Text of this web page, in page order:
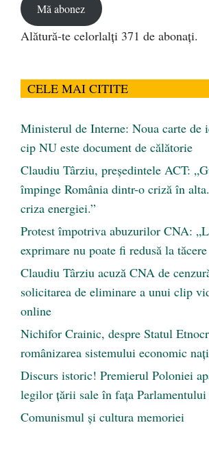
Mă abonez
Alătură-te celorlalți 371 de abonați.
CELE MAI CITITE
Ministerul de Interne: Noua carte de
cip NU este document de călătorie
Claudiu Târziu, președintele ACT:
împinge România dintr-o criză în
criza energiei.”
Protest împotriva abuzurilor CNA:
exprimare nu poate fi redusă la tăcere
Claudiu Târziu acuză CNA de
solicitarea de eliminare a unui clip
online
Nichifor Crainic, despre Statul
românizarea sistemului economic
Discurs istoric! Premierul Poloniei
legilor țării sale în fața Parlamentului
Comunismul şi cultura memoriei